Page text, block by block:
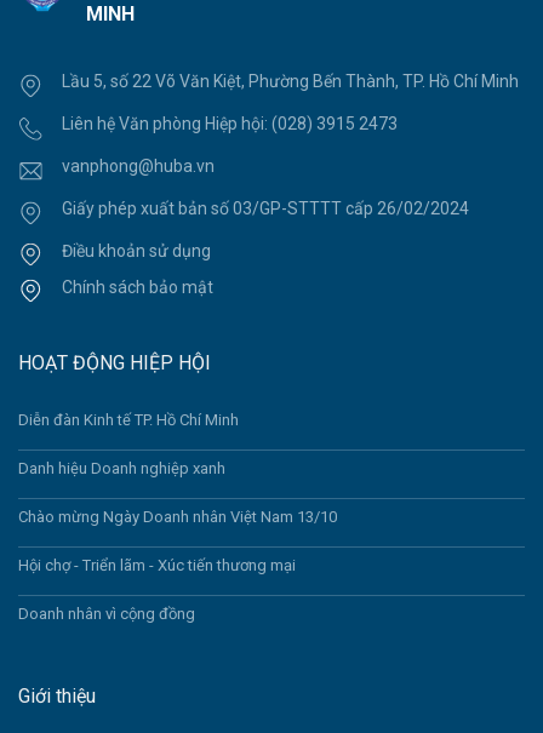
MINH
Lầu 5, số 22 Võ Văn Kiệt, Phường Bến Thành, TP. Hồ Chí Minh
Liên hệ Văn phòng Hiệp hội: (028) 3915 2473
vanphong@huba.vn
Giấy phép xuất bản số 03/GP-STTTT cấp 26/02/2024
Điều khoản sử dụng
Chính sách bảo mật
HOẠT ĐỘNG HIỆP HỘI
Diễn đàn Kinh tế TP. Hồ Chí Minh
Danh hiệu Doanh nghiệp xanh
Chào mừng Ngày Doanh nhân Việt Nam 13/10
Hội chợ - Triển lãm - Xúc tiến thương mại
Doanh nhân vì cộng đồng
Giới thiệu